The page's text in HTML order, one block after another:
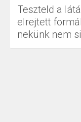
Teszteld a
elrejtett
nekünk nem